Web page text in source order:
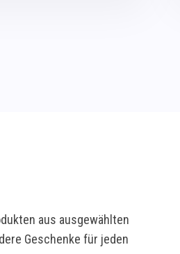
aus ausgewählten
Geschenke für jeden